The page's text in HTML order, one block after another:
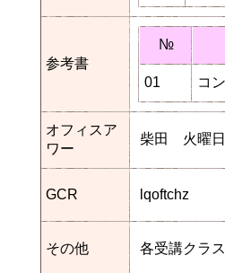
参考書
№
01 コ
オフィスア
ワー
柴田 火曜日
GCR lqoftchz
その他 各受講クラ